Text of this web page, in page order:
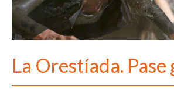
La Orestíada. Pase